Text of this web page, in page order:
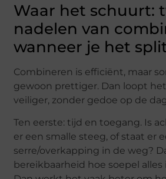
Waar het schuurt:
nadelen van
wanneer je het
Combineren is efficiënt, maar
gewoon prettiger. Dan loopt
veiliger, zonder gedoe op de
Ten eerste: tijd en toegang. Is
er een smalle steeg, of staat er
serre/overkapping in de weg?
bereikbaarheid hoe soepel alles